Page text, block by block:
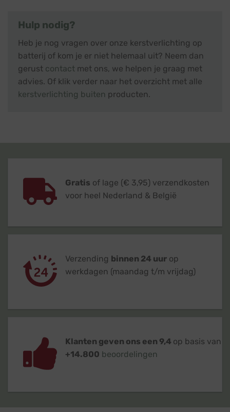
Hulp nodig?
Heb je nog vragen over onze kerstverlichting op
batterij of kom je er niet helemaal uit? Neem dan
gerust contact met ons, we helpen je graag met
advies. Of klik verder naar het overzicht met alle
kerstverlichting buiten producten.
Gratis of lage (€ 3,95) verzendkosten
voor heel Nederland & België
Verzending binnen 24 uur op
werkdagen (maandag t/m vrijdag)
Klanten geven ons een 9,4 op basis van
+14.800 beoordelingen